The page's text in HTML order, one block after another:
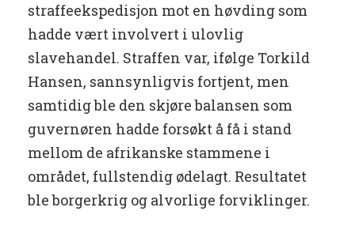
straffeekspedisjon mot en høvding som
hadde vært involvert i ulovlig
slavehandel. Straffen var, ifølge Torkild
Hansen, sannsynligvis fortjent, men
samtidig ble den skjøre balansen som
guvernøren hadde forsøkt å få i stand
mellom de afrikanske stammene i
området, fullstendig ødelagt. Resultatet
ble borgerkrig og alvorlige forviklinger.